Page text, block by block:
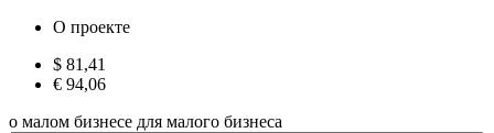
О проекте
$ 81,41
€ 94,06
о малом бизнесе для малого бизнеса